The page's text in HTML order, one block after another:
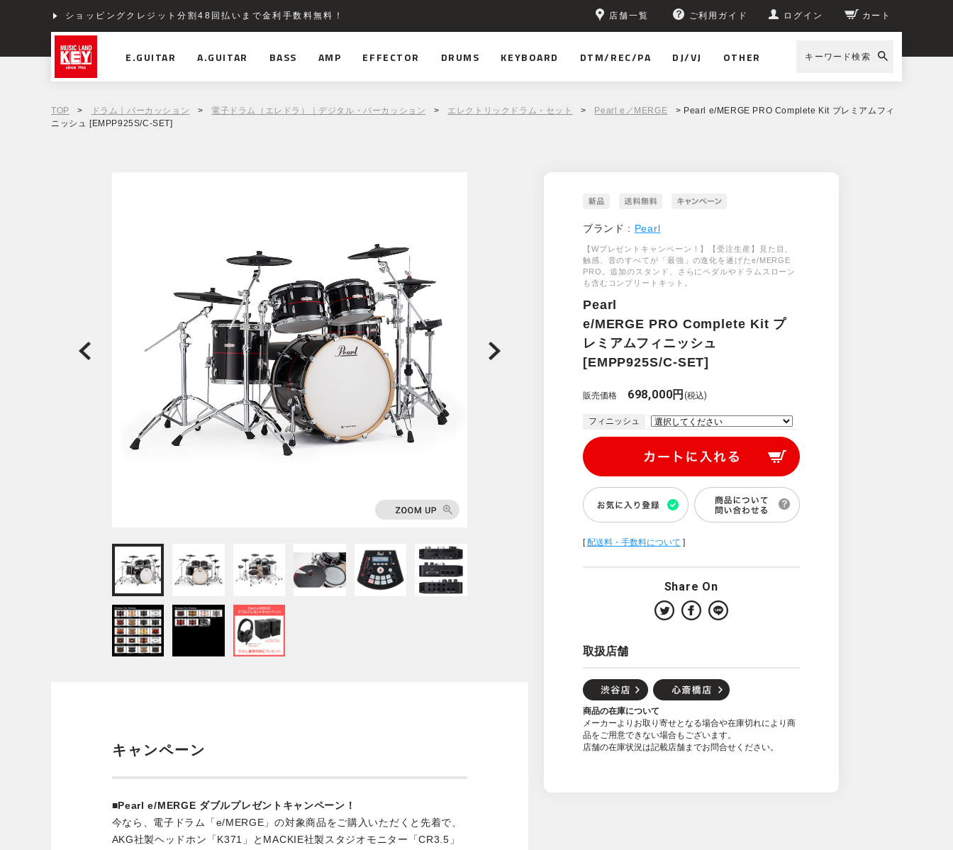
ショッピングクレジット分割48回払いまで金利手数料無料！ 店舗一覧 ご利用ガイド ログイン カート
E.GUITAR A.GUITAR BASS AMP EFFECTOR DRUMS KEYBOARD DTM/REC/PA DJ/VJ OTHER キーワード検索
TOP > ドラム｜パーカッション > 電子ドラム（エレドラ）｜デジタル・パーカッション > エレクトリックドラム・セット > Pearl e／MERGE
> Pearl e/MERGE PRO Complete Kit プレミアムフィ
ニッシュ [EMPP925S/C-SET]
ブランド : Pearl
【Wプレゼントキャンペーン！】【受注生産】見た目、
触感、音のすべてが「最強」の進化を遂げたe/MERGE
PRO。追加のスタンド、さらにペダルやドラムスローン
も含むコンプリートキット。
Pearl
e/MERGE PRO Complete Kit プ
レミアムフィニッシュ
[EMPP925S/C-SET]
販売価格 698,000円(税込)
フィニッシュ
[配送料・手数料について ]
Share On
取扱店舗
商品の在庫について
メーカーよりお取り寄せとなる場合や在庫切れにより商
品をご用意できない場合もございます。
店舗の在庫状況は記載店舗までお問合せください。
キャンペーン
■Pearl e/MERGE ダブルプレゼントキャンペーン！
今なら、電子ドラム「e/MERGE」の対象商品をご購入いただくと先着で、
AKG社製ヘッドホン「K371」とMACKIE社製スタジオモニター「CR3.5」